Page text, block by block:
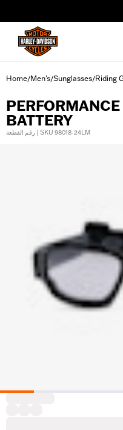
Home/Men's/Sunglasses/Riding
BATTERY
رقم القطعة | SKU 98018-24LM